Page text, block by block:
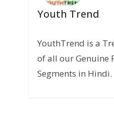
Youth Trend
YouthTrend is a
of all our Genuine
Segments in Hindi.